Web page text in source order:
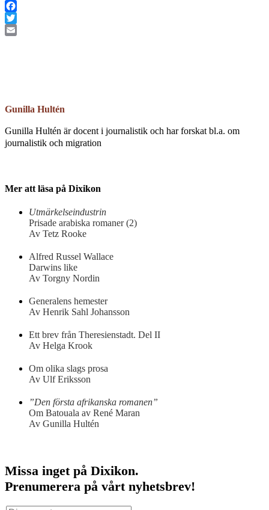
Facebook
Twitter
Gunilla Hultén
Gunilla Hultén är docent i journalistik och har forskat bl.a. om
journalistik och migration
Mer att läsa på Dixikon
Utmärkelseindustrin
Prisade arabiska romaner (2)
Av Tetz Rooke
Alfred Russel Wallace
Darwins like
Av Torgny Nordin
Generalens hemester
Av Henrik Sahl Johansson
Ett brev från Theresienstadt. Del II
Av Helga Krook
Om olika slags prosa
Av Ulf Eriksson
”Den första afrikanska romanen”
Om Batouala av René Maran
Av Gunilla Hultén
Missa inget på Dixikon.
Prenumerera på vårt nyhetsbrev!